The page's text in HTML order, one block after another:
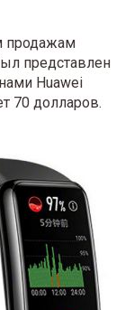
продажам
представлен
Huawei
70 долларов.